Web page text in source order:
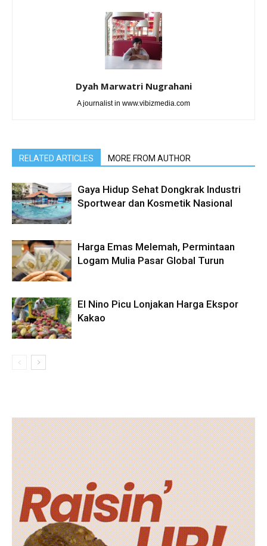
Dyah Marwatri Nugrahani
A journalist in www.vibizmedia.com
RELATED ARTICLES MORE FROM AUTHOR
Gaya Hidup Sehat Dongkrak Industri
Sportwear dan Kosmetik Nasional
Harga Emas Melemah, Permintaan
Logam Mulia Pasar Global Turun
El Nino Picu Lonjakan Harga Ekspor
Kakao